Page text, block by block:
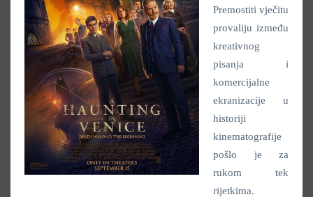
Premostiti vječitu
provaliju između
kreativnog
pisanja i
komercijalne
ekranizacije u
historiji
kinematografije
pošlo je za
rukom tek
rijetkima.